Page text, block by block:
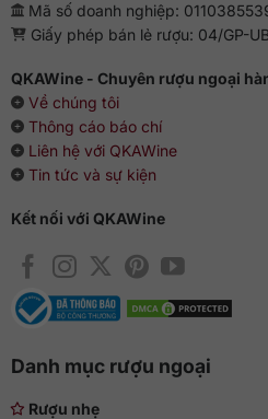
Mã số doanh nghiệp:
Giấy phép bán lẻ rượu: 04/GP-
QKAWine - Chuyên rượu ngoại
Về chúng tôi
Thông cáo báo chí
Liên hệ với QKAWine
Tin tức và sự kiện
Kết nối với QKAWine
Danh mục rượu ngoại
Rượu nhẹ